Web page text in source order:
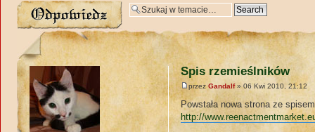
Wyślij odpowiedź
Spis rzemieślników
przezGandalf» 06 Kwi 2010, 21:12
Powstała nowa strona ze
http://